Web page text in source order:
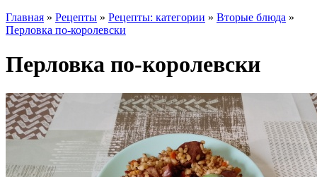
Главная » Рецепты » Рецепты: категории » Вторые блюда »
Перловка по-королевски
Перловка по-королевски